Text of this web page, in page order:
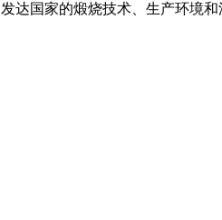
达国家的煅烧技术、生产环境